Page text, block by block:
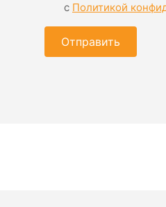
с Политикой
Отправить